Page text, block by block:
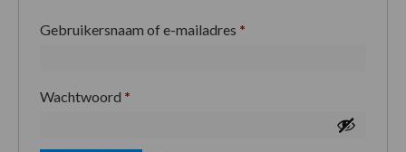
Gebruikersnaam of e-mailadres *
Wachtwoord *